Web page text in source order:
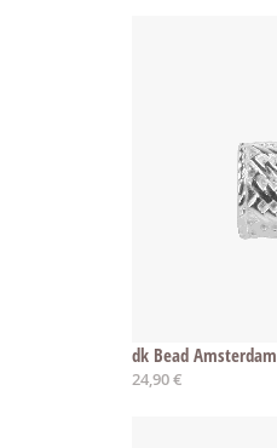
dk Bead Amsterdam
24,90 €